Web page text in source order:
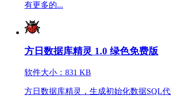
有更多的...
方日数据库精灵 1.0 绿色免费版
软件大小：831 KB
方日数据库精灵，生成初始化数据SQL